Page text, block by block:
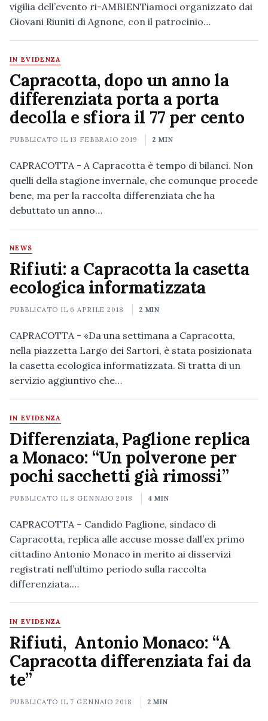
vigilia dell’evento ri-AMBIENTiamoci organizzato dai
Giovani Riuniti di Agnone, con il patrocinio…
IN EVIDENZA
Capracotta, dopo un anno la
differenziata porta a porta
decolla e sfiora il 77 per cento
PUBBLICATO IL13 FEBBRAIO 2019 2 MIN
CAPRACOTTA - A Capracotta è tempo di bilanci. Non
quelli della stagione invernale, che comunque procede
bene, ma per la raccolta differenziata che ha
debuttato un anno…
NEWS
Rifiuti: a Capracotta la casetta
ecologica informatizzata
PUBBLICATO IL 6 APRILE 2018 2 MIN
CAPRACOTTA - «Da una settimana a Capracotta,
nella piazzetta Largo dei Sartori, è stata posizionata
la casetta ecologica informatizzata. Si tratta di un
servizio aggiuntivo che…
IN EVIDENZA
Differenziata, Paglione replica
a Monaco: “Un polverone per
pochi sacchetti già rimossi”
PUBBLICATO IL 8 GENNAIO 2018 4 MIN
CAPRACOTTA – Candido Paglione, sindaco di
Capracotta, replica alle accuse mosse dall’ex primo
cittadino Antonio Monaco in merito ai disservizi
registrati nell’ultimo periodo sulla raccolta
differenziata.…
IN EVIDENZA
Rifiuti, Antonio Monaco: “A
Capracotta differenziata fai da
te”
PUBBLICATO IL 7 GENNAIO 2018 2 MIN